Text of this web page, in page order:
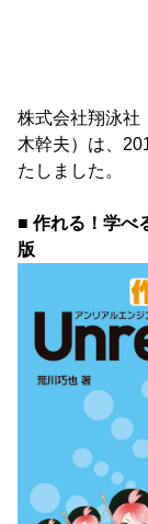
株式会社翔泳社
木幹夫）は、
たしました。
■ 作れる！学べ
版